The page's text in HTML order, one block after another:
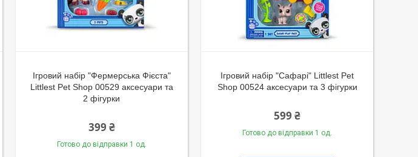
Ігровий набір "Фермерська Фієста"
Littlest Pet Shop 00529 аксесуари та
2 фігурки
399 ₴
Готово до відправки 1 од.
Ігровий набір "Сафарі" Littlest Pet
Shop 00524 аксесуари та 3 фігурки
599 ₴
Готово до відправки 1 од.